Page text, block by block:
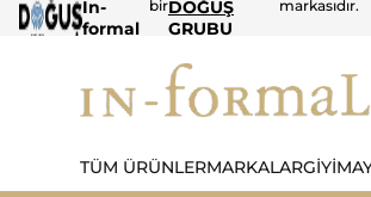
In-
formal
birDOĞUŞ
GRUBU
markasıdır.
TÜM ÜRÜNLERMARKALARGİYİM